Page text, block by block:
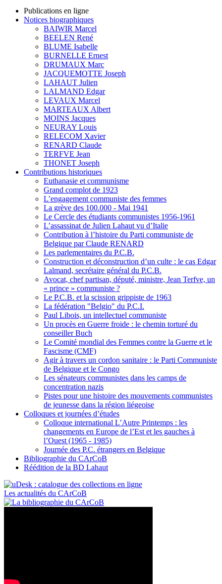
Publications en ligne
Notices biographiques
BAIWIR Marcel
BEELEN René
BLUME Isabelle
BURNELLE Ernest
DRUMAUX Marc
JACQUEMOTTE Joseph
LAHAUT Julien
LALMAND Edgar
LEVAUX Marcel
MARTEAUX Albert
MOINS Jacques
NEURAY Louis
RELECOM Xavier
RENARD Claude
TERFVE Jean
THONET Joseph
Contributions historiques
Euthanasie et communisme
Grand complot de 1923
L’engagement communiste des femmes
La grève des 100.000 - Mai 1941
Le Cercle des étudiants communistes 1956-1961
L’assassinat de Julien Lahaut vu d’Italie
Contribution à l’histoire du Parti communiste de
Belgique par Claude RENARD
Les parlementaires du P.C.B.
Construction et déconstruction d’un culte : le cas Edgar
Lalmand, secrétaire général du P.C.B.
Avocat, chef partisan, député, ministre, Jean Terfve, un
« prince » communiste ?
Le P.C.B. et la scission grippiste de 1963
La fédération "Belgio" du P.C.I.
Paul Libois, un intellectuel communiste
Un procès en Guerre froide : le chemin torturé du
conseiller Buch
Le Comité mondial des Femmes contre la Guerre et le
Fascisme (CMF)
Agir à travers un cordon sanitaire : le Parti Communiste
de Belgique et le Congo
Les sénateurs communistes dans les camps de
concentration nazis
Pistes pour une histoire des mouvements communistes
de jeunesse dans la région liégeoise
Colloques et journées d’études
Colloque international L’Autre Printemps : les
changements en Europe de l’Est et les gauches à
l’Ouest (1965 - 1985)
Journée des P.C. étrangers en Belgique
Bibliographie du CArCoB
Réédition de la BD Lahaut
Les actualités du CArCoB